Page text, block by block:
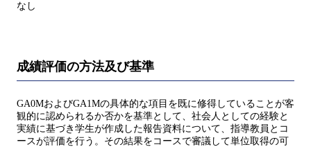
なし
成績評価の方法及び基準
GA0MおよびGA1Mの具体的な項目を既に修得していることが客
観的に認められるか否かを基準として、社会人としての経験と
実績に基づき学生が作成した報告資料について、指導教員とコ
ースが評価を行う。その結果をコースで審議して単位取得の可